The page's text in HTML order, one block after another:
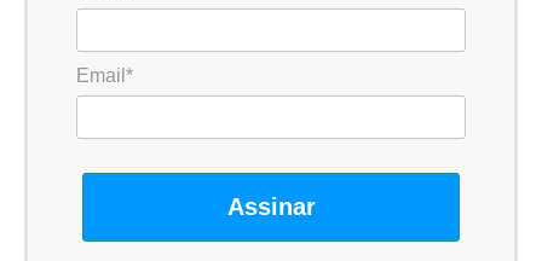
Email*
Assinar